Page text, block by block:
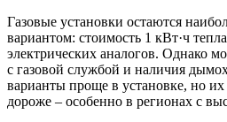
Газовые установки остаются
вариантом: стоимость 1 кВт·ч
электрических аналогов. Однако
с газовой службой и наличия
варианты проще в установке, но их
дороже – особенно в регионах с